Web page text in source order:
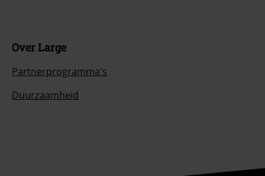
Over Large
Partnerprogramma's
Duurzaamheid